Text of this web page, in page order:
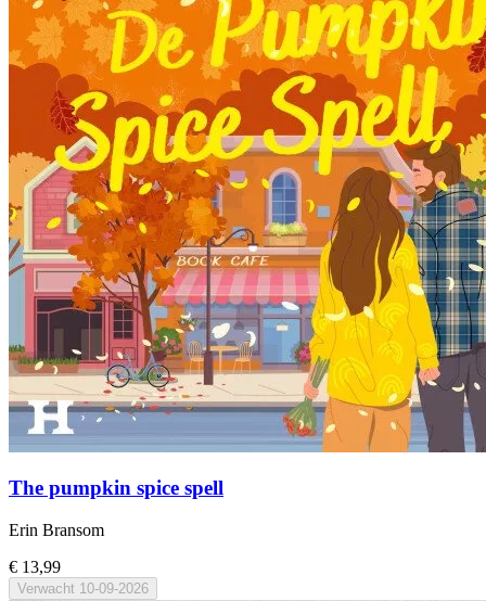
The pumpkin spice spell
Erin Bransom
€ 13,99
Verwacht 10-09-2026